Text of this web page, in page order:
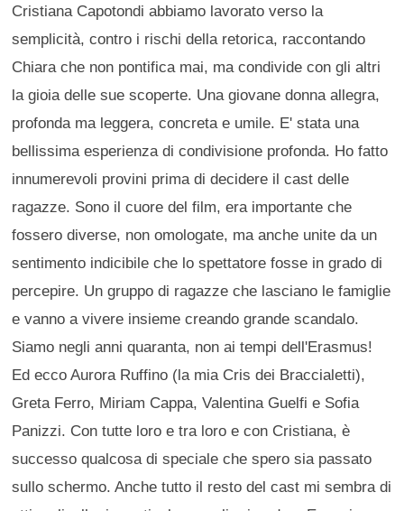
Cristiana Capotondi abbiamo lavorato verso la
semplicità, contro i rischi della retorica, raccontando
Chiara che non pontifica mai, ma condivide con gli altri
la gioia delle sue scoperte. Una giovane donna allegra,
profonda ma leggera, concreta e umile. E' stata una
bellissima esperienza di condivisione profonda. Ho fatto
innumerevoli provini prima di decidere il cast delle
ragazze. Sono il cuore del film, era importante che
fossero diverse, non omologate, ma anche unite da un
sentimento indicibile che lo spettatore fosse in grado di
percepire. Un gruppo di ragazze che lasciano le famiglie
e vanno a vivere insieme creando grande scandalo.
Siamo negli anni quaranta, non ai tempi dell'Erasmus!
Ed ecco Aurora Ruffino (la mia Cris dei Braccialetti),
Greta Ferro, Miriam Cappa, Valentina Guelfi e Sofia
Panizzi. Con tutte loro e tra loro e con Cristiana, è
successo qualcosa di speciale che spero sia passato
sullo schermo. Anche tutto il resto del cast mi sembra di